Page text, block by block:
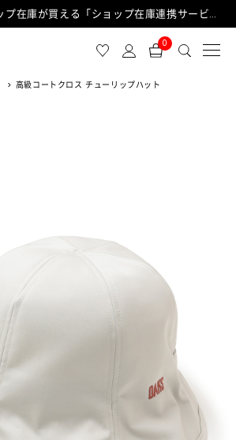
完売でもリアルショップ在庫が買える「ショップ在庫連携サービス」が日中もご利用可能になりました！
0
高級コートクロス チューリップハット